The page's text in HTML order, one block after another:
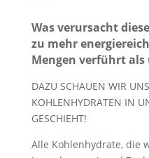
Was verursacht
zu mehr
Mengen verführt
DAZU SCHAUEN WIR
KOHLENHYDRATEN IN
GESCHIEHT!
Alle Kohlenhydrate, die